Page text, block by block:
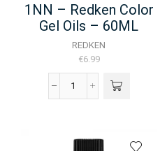
1NN – Redken Color
Gel Oils – 60ML
REDKEN
€6.99
1NN
Gel